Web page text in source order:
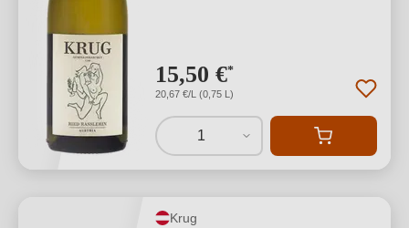
15,50 €*
20,67 €/L (0,75 L)
1
Krug